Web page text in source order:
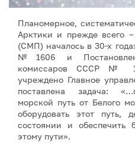
Планомерное,
Арктики и прежде всего
(СМП) началось в 30-х
№1606 и
комиссаров СССР №
учреждено Главное
поставлена задача:
морской путь от Белого
оборудовать этот путь,
состоянии и обеспечить
этому пути».